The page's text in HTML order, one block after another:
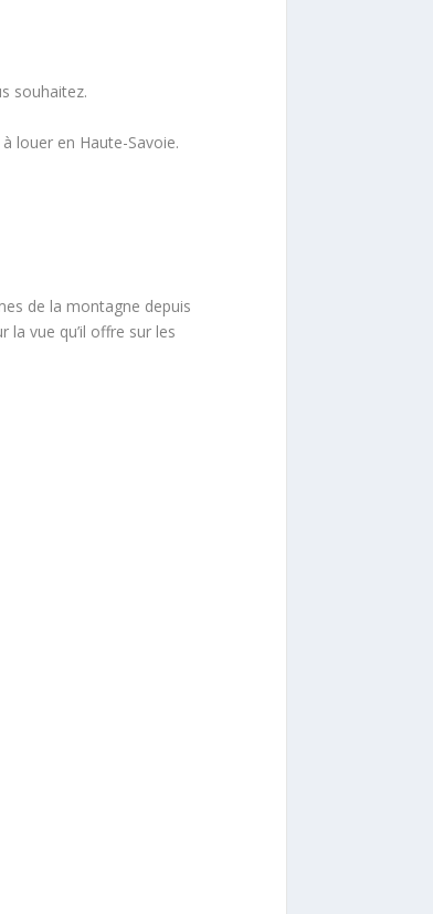
souhaitez.
louer en Haute-Savoie.
de la montagne depuis
vue qu’il offre sur les